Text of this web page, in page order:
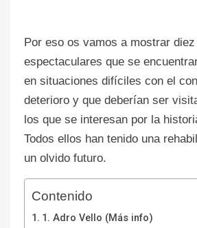
Por eso os vamos a mostrar
espectaculares que se
en situaciones difíciles con el
deterioro y que deberían ser
los que se interesan por la
Todos ellos han tenido una
un olvido futuro.
Contenido
1. Adro Vello (Más info)